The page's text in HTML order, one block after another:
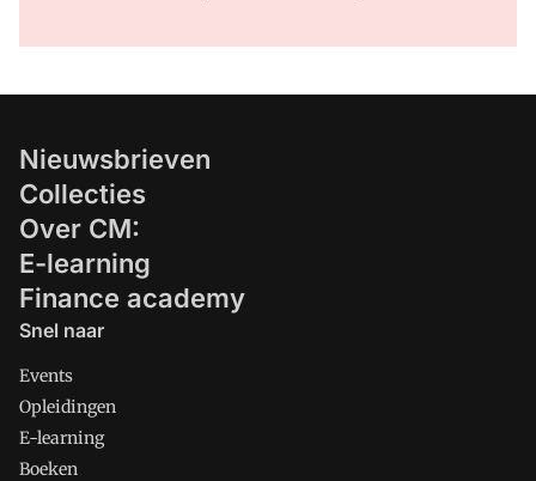
Nieuwsbrieven
Collecties
Over CM:
E-learning
Finance academy
Snel naar
Events
Opleidingen
E-learning
Boeken